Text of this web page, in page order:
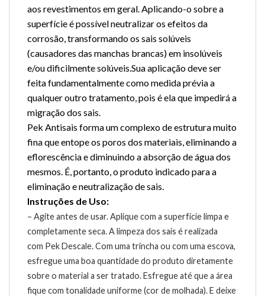
aos revestimentos em geral. Aplicando-o sobre a
superfície é possível neutralizar os efeitos da
corrosão, transformando os sais solúveis
(causadores das manchas brancas) em insolúveis
e/ou dificilmente solúveis.Sua aplicação deve ser
feita fundamentalmente como medida prévia a
qualquer outro tratamento, pois é ela que impedirá a
migração dos sais.
Pek Antisais forma um complexo de estrutura muito
fina que entope os poros dos materiais, eliminando a
eflorescência e diminuindo a absorção de água dos
mesmos. É, portanto, o produto indicado para a
eliminação e neutralização de sais.
Instruções de Uso:
– Agite antes de usar. Aplique com a superfície limpa e
completamente seca. A limpeza dos sais é realizada
com Pek Descale.Com uma trincha ou com uma escova,
esfregue uma boa quantidade do produto diretamente
sobre o material a ser tratado.Esfregue até que a área
fique com tonalidade uniforme (cor de molhada). E deixe